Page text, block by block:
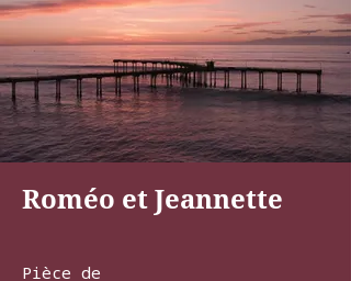
Roméo et Jeannette
Pièce de